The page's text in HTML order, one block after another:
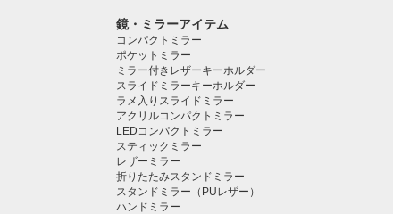
鏡・ミラーアイテム
コンパクトミラー
ポケットミラー
ミラー付きレザーキーホルダー
スライドミラーキーホルダー
ラメ入りスライドミラー
アクリルコンパクトミラー
LEDコンパクトミラー
スティックミラー
レザーミラー
折りたたみスタンドミラー
スタンドミラー（PUレザー）
ハンドミラー